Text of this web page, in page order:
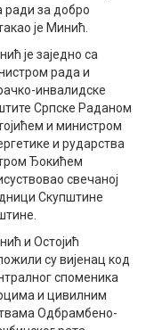
ради за добро
је Минић.
је заједно са
рада и
инвалидске
Српске Раданом
и министром
и рударства
Ђокићем
свечаној
Скупштине
и Остојић
су вијенац код
споменика
и цивилним
Одбрамбено-